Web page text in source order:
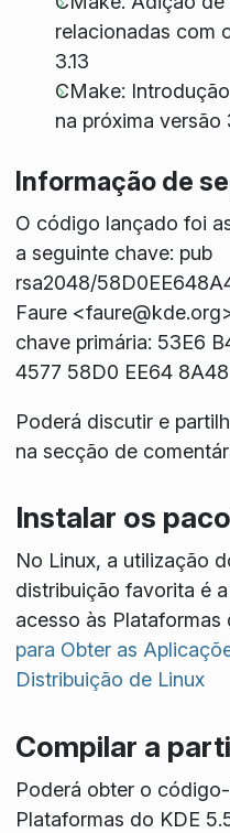
relacionadas com
3.13
CMake:
na próxima versão
Informação de
O código lançado foi
a seguinte chave: pub
rsa2048/
Faure
chave primária: 53E6
4577 58D0 EE64
Poderá discutir e
na secção de
Instalar os
No Linux, a utilização
distribuição favorita é
acesso às Plataformas
para Obter as
Distribuição de Linux
Compilar a
Poderá obter o
Plataformas do KDE